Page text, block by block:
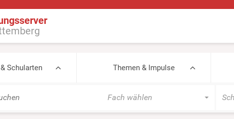
Schularten Themen & Impulse
Fach wählen